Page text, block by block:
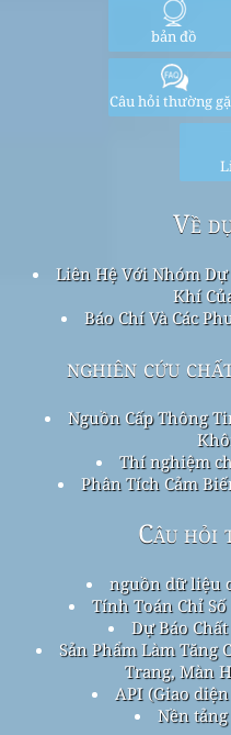
bản đồ
Câu hỏi thường
Về
Liên Hệ Với Nhóm
Khí
Báo Chí Và Các
nghiên cứu
Nguồn Cấp Thông
Thí nghiệm
Phân Tích Cảm
Câu hỏi
nguồn dữ liệu
Tính Toán Chỉ
Dự Báo
Sản Phẩm Làm
Trang, Màn
API (Giao
Nền